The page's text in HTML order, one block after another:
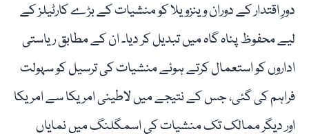
دورِ اقتدار کے دوران وینزویلا کو منشیات کے بڑے کارٹیلز کے
لیے محفوظ پناہ گاہ میں تبدیل کر دیا۔ ان کے مطابق ریاستی
اداروں کو استعمال کرتے ہوئے منشیات کی ترسیل کو سہولت
فراہم کی گئی، جس کے نتیجے میں لاطینی امریکا سے امریکا
اور دیگر ممالک تک منشیات کی اسمگلنگ میں نمایاں